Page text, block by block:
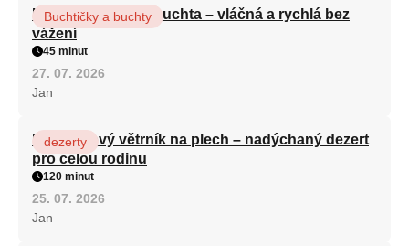
Hrnková maková buchta – vláčná a rychlá bez
vážení
Buchtičky a buchty
45 minut
27. 07. 2026
Jan
Karamelový větrník na plech – nadýchaný dezert
pro celou rodinu
dezerty
120 minut
25. 07. 2026
Jan